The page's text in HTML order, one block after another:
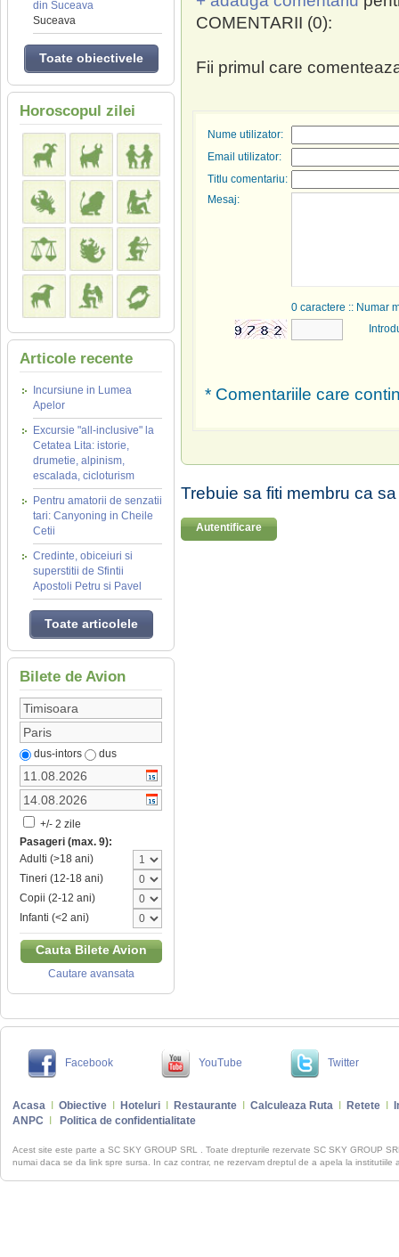
din Suceava
Suceava
Toate obiectivele
Horoscopul zilei
Articole recente
Incursiune in Lumea
Apelor
Excursie "all-inclusive" la
Cetatea Lita: istorie,
drumetie, alpinism,
escalada, cicloturism
Pentru amatorii de senzatii
tari: Canyoning in Cheile
Cetii
Credinte, obiceiuri si
superstitii de Sfintii
Apostoli Petru si Pavel
Toate articolele
Bilete de Avion
dus-intors dus
+/- 2 zile
Pasageri (max. 9):
Adulti (>18 ani)
Tineri (12-18 ani)
Copii (2-12 ani)
Infanti (<2 ani)
Cauta Bilete Avion
Cautare avansata
COMENTARII (0):
Fii primul care
Nume utilizator:
Email utilizator:
Titlu comentariu:
Mesaj:
0 caractere :: Numar
* Comentariile care
Trebuie sa fiti membru ca
Autentificare
Facebook YouTube Twitter
Acasa Obiective Hoteluri Restaurante Calculeaza Ruta Retete
ANPC
Politica de confidentialitate
Acest site este parte a SC SKY GROUP SRL . Toate drepturile rezervate SC SKY GROUP
numai daca se da link spre sursa. In caz contrar, ne rezervam dreptul de a apela la institutiile